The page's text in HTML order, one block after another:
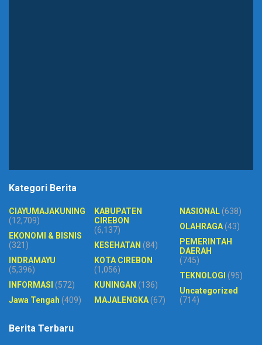
Kategori Berita
CIAYUMAJAKUNING
(12,709)
EKONOMI & BISNIS
(321)
INDRAMAYU
(5,396)
INFORMASI (572)
Jawa Tengah (409)
KABUPATEN
CIREBON
(6,137)
KESEHATAN (84)
KOTA CIREBON
(1,056)
KUNINGAN (136)
MAJALENGKA(67)
NASIONAL(638)
OLAHRAGA(43)
PEMERINTAH
DAERAH
(745)
TEKNOLOGI (95)
Uncategorized
(714)
Berita Terbaru